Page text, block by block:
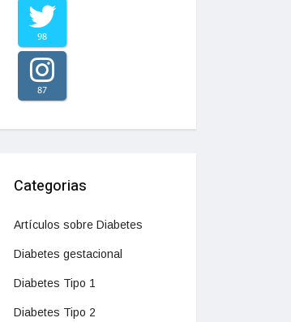
98
87
Categorias
Artículos sobre Diabetes
Diabetes gestacional
Diabetes Tipo 1
Diabetes Tipo 2